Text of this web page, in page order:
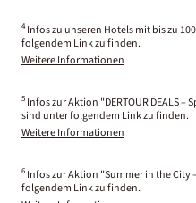
4 Infos zu unseren Hotels mit bis zu
folgendem Link zu finden.
Weitere Informationen
5 Infos zur Aktion "DERTOUR DEALS –
sind unter folgendem Link zu finden.
Weitere Informationen
6 Infos zur Aktion "Summer in the City
folgendem Link zu finden.